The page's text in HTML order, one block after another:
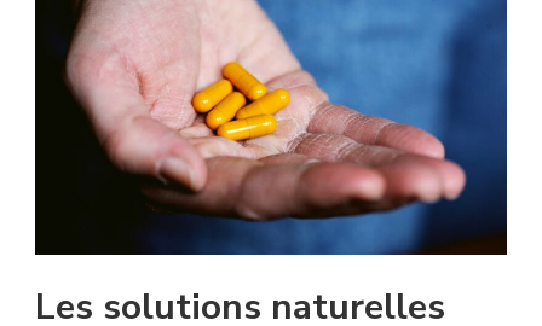
Les solutions naturelles